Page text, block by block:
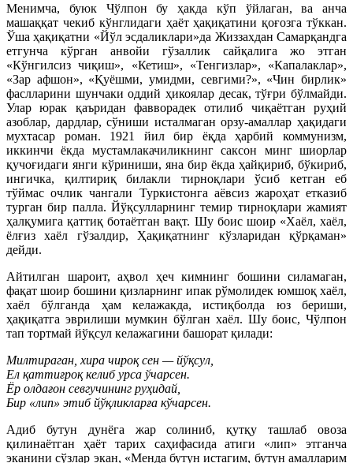
Менимча, буюк Чўлпон бу ҳакда кўп ўйлаган, ва анча
машаққат чекиб кўнглидаги ҳаёт ҳақиқатини қоғозга тўккан.
Ўша ҳақиқатни «Йўл эсдаликлари»да Жиззахдан Самарқандга
етгунча кўрган анвойи гўзаллик сайқалига жо этган
«Кўнгилсиз чиқиш», «Кетиш», «Тенгизлар», «Капалаклар»,
«Зар афшон», «Қуёшми, умидми, севгими?», «Чин бирлик»
фаслларини шунчаки оддий ҳикоялар десак, тўғри бўлмайди.
Улар юрак қаъридан фавворадек отилиб чиқаётган руҳий
азоблар, дардлар, сўниши исталмаган орзу-амаллар ҳақидаги
мухтасар роман. 1921 йил бир ёқда ҳарбий коммунизм,
иккинчи ёкда мустамлакачиликнинг саксон минг шиорлар
қучоғидаги янги кўриниши, яна бир ёкда ҳайқириб, бўкириб,
ингичка, қилтириқ билакли тирноқлари ўсиб кетган еб
тўймас очлик чангали Туркистонга аёвсиз жароҳат етказиб
турган бир палла. Йўқсулларнинг темир тирноқлари жамият
ҳалқумига қаттиқ ботаётган вақт. Шу боис шоир «Хаёл, хаёл,
ёлғиз хаёл гўзалдир, Ҳақиқатнинг кўзларидан қўрқаман»
дейди.
Айтилган шароит, аҳвол ҳеч кимнинг бошини силамаган,
фақат шоир бошини қизларнинг ипак рўмолидек юмшоқ хаёл,
хаёл бўлганда ҳам келажакда, истиқболда юз бериши,
ҳақиқатга эврилиши мумкин бўлган хаёл. Шу боис, Чўлпон
тап тортмай йўқсул келажагини башорат қилади:
Милтираган, хира чироқ сен — йўқсул,
Ел қаттиғроқ келиб урса ўчарсен.
Ёр олдағон севгучининг руҳидай,
Бир «лип» этиб йўқликларға кўчарсен.
Адиб бутун дунёга жар солиниб, қутқу ташлаб овоза
қилинаётган ҳаёт тарих саҳифасида атиги «лип» этганча
эканини сўзлар экан, «Менда бутун истагим, бутун амалларим